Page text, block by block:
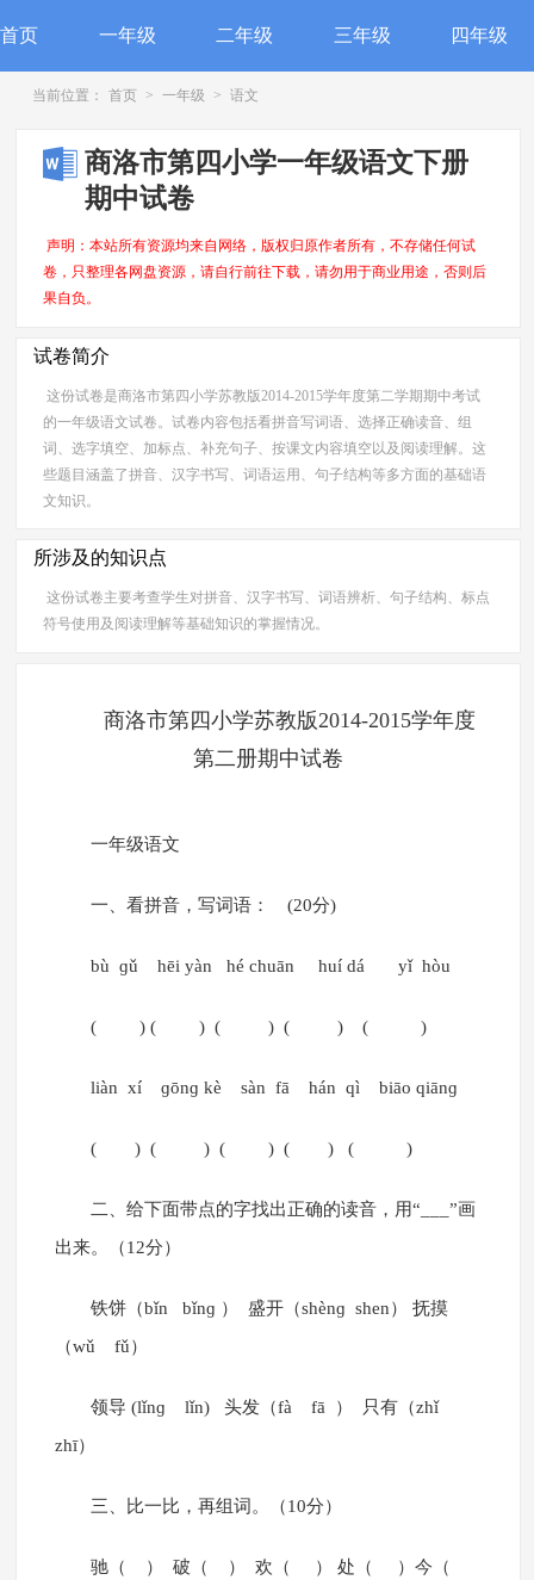
首页 一年级 二年级 三年级 四年级
当前位置： 首页 > 一年级 > 语文
商洛市第四小学一年级语文下册
期中试卷
声明：本站所有资源均来自网络，版权归原作者所有，不存储任何试
卷，只整理各网盘资源，请自行前往下载，请勿用于商业用途，否则后
果自负。
试卷简介
这份试卷是商洛市第四小学苏教版2014-2015学年度第二学期期中考试
的一年级语文试卷。试卷内容包括看拼音写词语、选择正确读音、组
词、选字填空、加标点、补充句子、按课文内容填空以及阅读理解。这
些题目涵盖了拼音、汉字书写、词语运用、句子结构等多方面的基础语
文知识。
所涉及的知识点
这份试卷主要考查学生对拼音、汉字书写、词语辨析、句子结构、标点
符号使用及阅读理解等基础知识的掌握情况。
商洛市第四小学苏教版2014-2015学年度
第二册期中试卷
一年级语文
一、看拼音，写词语： (20分)
bù ɡǔ hēi yàn hé chuān huí dá yǐ hòu
( ) ( ) ( ) ( ) ( )
liàn xí ɡōnɡ kè sàn fā hán qì biāo qiānɡ
( ) ( ) ( ) ( ) ( )
二、给下面带点的字找出正确的读音，用“___”画
出来。（12分）
铁饼（bǐn bǐnɡ ） 盛开（shènɡ shen） 抚摸
（wǔ fǔ）
领导 (lǐnɡ lǐn) 头发（fà fā ） 只有（zhǐ
zhī）
三、比一比，再组词。（10分）
驰（ ） 破（ ） 欢（ ） 处（ ）今（